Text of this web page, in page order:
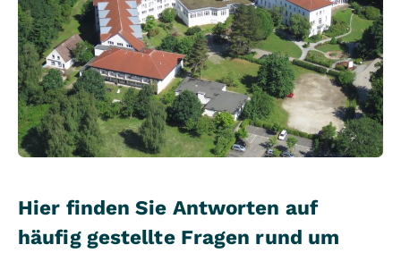
Hier finden Sie Antworten auf
häufig gestellte Fragen rund um